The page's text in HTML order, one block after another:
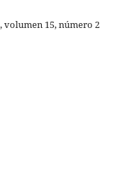
volumen 15, número 2